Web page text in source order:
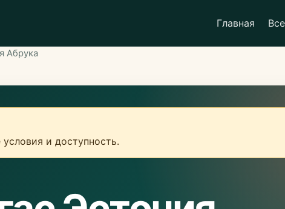
Главная
Абрука
и доступность.